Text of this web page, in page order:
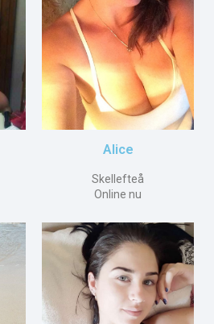
Alice
Skellefteå
Online nu